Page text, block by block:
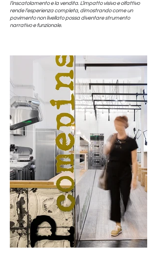
l’inscatolamento e la vendita. L’impatto visivo e olfattivo
rende l’esperienza completa, dimostrando come un
pavimento non livellato possa diventare strumento
narrativo e funzionale.